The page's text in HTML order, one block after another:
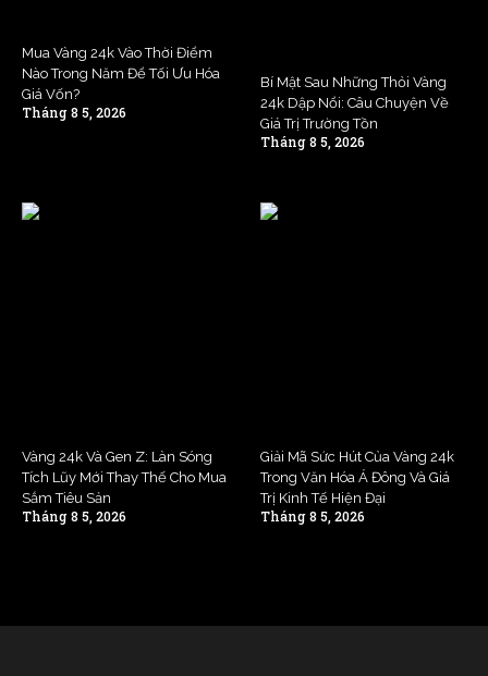
Mua Vàng 24k Vào Thời Điểm
Nào Trong Năm Để Tối Ưu Hóa
Giá Vốn?
Tháng 8 5, 2026
Bí Mật Sau Những Thỏi Vàng
24k Dập Nổi: Câu Chuyện Về
Giá Trị Trường Tồn
Tháng 8 5, 2026
Vàng 24k Và Gen Z: Làn Sóng
Tích Lũy Mới Thay Thế Cho Mua
Sắm Tiêu Sản
Tháng 8 5, 2026
Giải Mã Sức Hút Của Vàng 24k
Trong Văn Hóa Á Đông Và Giá
Trị Kinh Tế Hiện Đại
Tháng 8 5, 2026